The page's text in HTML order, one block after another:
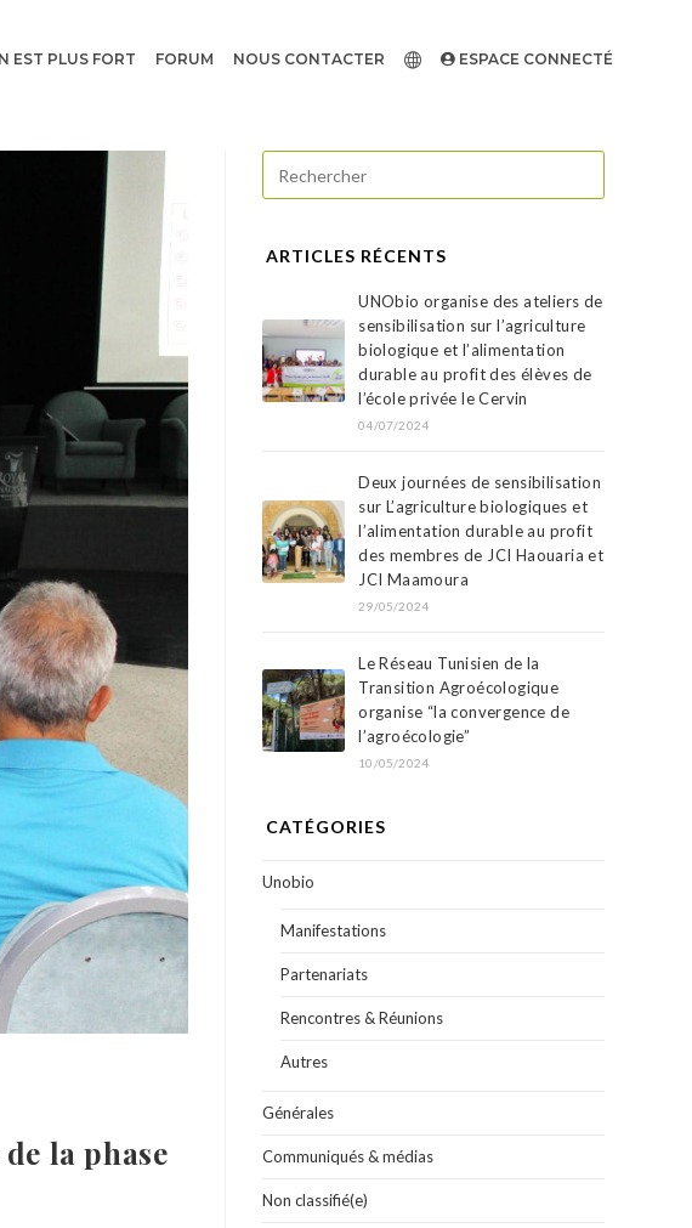
EST PLUS FORT FORUM NOUS CONTACTER ESPACE CONNECTÉ
la phase
ARTICLES RÉCENTS
UNObio organise des ateliers de
sensibilisation sur l’agriculture
biologique et l’alimentation
durable au profit des élèves de
l’école privée le Cervin
04/07/2024
Deux journées de sensibilisation
sur L’agriculture biologiques et
l’alimentation durable au profit
des membres de JCI Haouaria et
JCI Maamoura
29/05/2024
Le Réseau Tunisien de la
Transition Agroécologique
organise “la convergence de
l’agroécologie”
10/05/2024
CATÉGORIES
Unobio
Manifestations
Partenariats
Rencontres & Réunions
Autres
Générales
Communiqués & médias
Non classifié(e)